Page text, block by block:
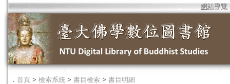
網站導覽
． 首頁 > 檢索系統 > 書目檢索 > 書目明細